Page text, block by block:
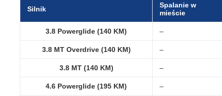
Silnik
Spalanie w
mieście
3.8 Powerglide (140 KM) –
3.8 MT Overdrive (140 KM) –
3.8 MT (140 KM) –
4.6 Powerglide (195 KM) –